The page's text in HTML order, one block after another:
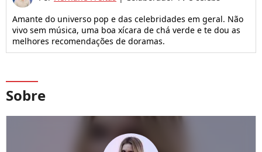
Amante do universo pop e das celebridades em geral. Não
vivo sem música, uma boa xícara de chá verde e te dou as
melhores recomendações de doramas.
Sobre